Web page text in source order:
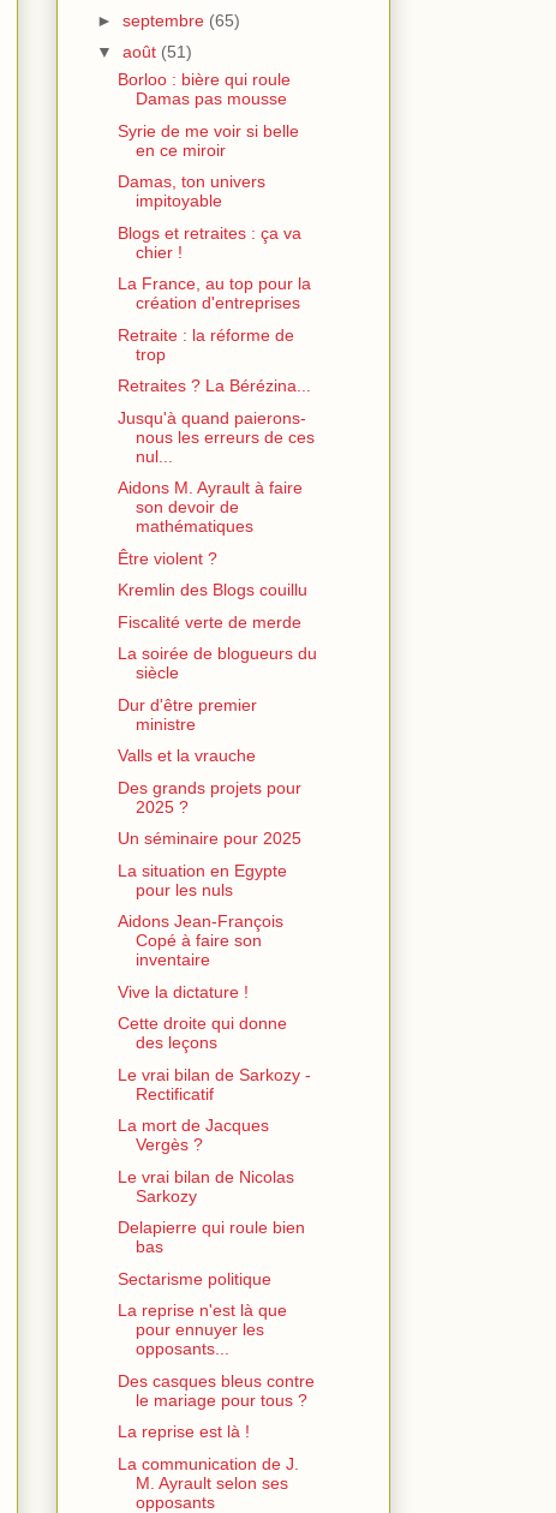
► septembre (65)
▼ août (51)
Borloo : bière qui roule
Damas pas mousse
Syrie de me voir si belle
en ce miroir
Damas, ton univers
impitoyable
Blogs et retraites : ça va
chier !
La France, au top pour la
création d'entreprises
Retraite : la réforme de
trop
Retraites ? La Bérézina...
Jusqu'à quand paierons-
nous les erreurs de ces
nul...
Aidons M. Ayrault à faire
son devoir de
mathématiques
Être violent ?
Kremlin des Blogs couillu
Fiscalité verte de merde
La soirée de blogueurs du
siècle
Dur d'être premier
ministre
Valls et la vrauche
Des grands projets pour
2025 ?
Un séminaire pour 2025
La situation en Egypte
pour les nuls
Aidons Jean-François
Copé à faire son
inventaire
Vive la dictature !
Cette droite qui donne
des leçons
Le vrai bilan de Sarkozy -
Rectificatif
La mort de Jacques
Vergès ?
Le vrai bilan de Nicolas
Sarkozy
Delapierre qui roule bien
bas
Sectarisme politique
La reprise n'est là que
pour ennuyer les
opposants...
Des casques bleus contre
le mariage pour tous ?
La reprise est là !
La communication de J.
M. Ayrault selon ses
opposants